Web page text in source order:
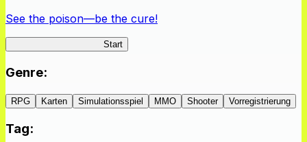
See the poison—be the cure!
Start
Genre:
RPG Karten Simulationsspiel MMO Shooter Vorregistrierung
Tag: